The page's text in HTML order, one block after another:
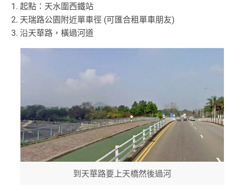
起點：天水圍西鐵站
天瑞路公園附近單車徑 (可匯合租單車朋友)
沿天華路，橫過河道
到天華路要上天橋然後過河